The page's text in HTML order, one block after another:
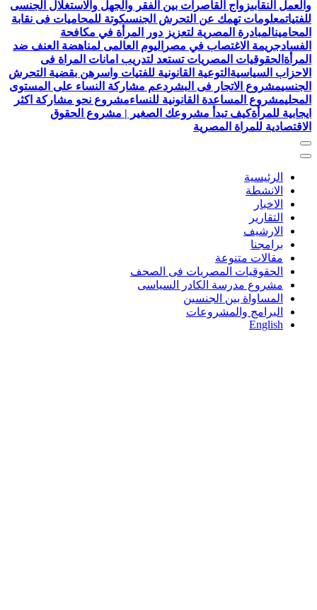
والعمل النقابىزواج القاصرات بين الفقر والجهل والاستغلال الجنسى
للفتياتمعلومات تهمك عن التحرش الجنسىكوتة للمحاميات فى نقابة
المحامينالمبادرة المصرية لتعزيز دور المرأة في مكافحة
الفسادجريمة الاغتصاب في مصر اليوم العالمى لمناهضة العنف ضد
المرأة الحقوقيات المصريات تستعد لتدريب امانات المراة فى
الاحزاب السياسية التوعية القانونية للفتيات واسرهن بقضية التحرش
الجنسيمشروع الاتجار فى البشر دعم مشاركة النساء على المستوى
المحليمشروع المساعدة القانونية للنساءمشروع نحو مشاركة اكثر
ايجابية للمرأةكيف تبدأ مشروعك الصغير | مشروع الحقوق
الاقتصادية للمراة المصرية
الرئيسية
الانشطة
الاخبار
التقارير
الارشيف
برامجنا
مقالات متنوعة
الحقوقيات المصريات فى الصحف
مشروع مدرسة الكادر السياسى
المساواة بين الجنسين
البرامج والمشروعات
English